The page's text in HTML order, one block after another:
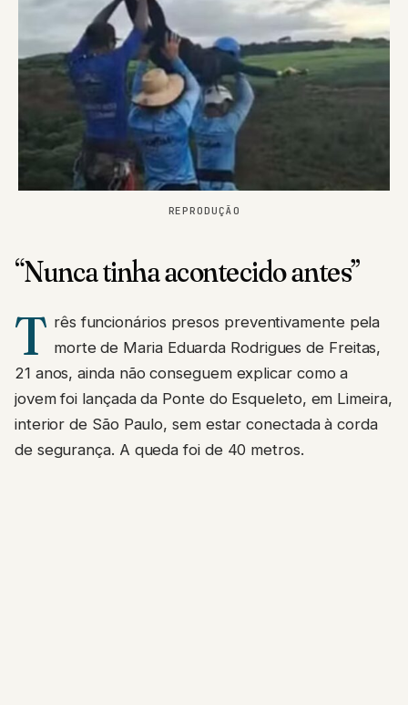
REPRODUÇÃO
“Nunca tinha acontecido antes”
T rês funcionários presos preventivamente pela
morte de Maria Eduarda Rodrigues de Freitas,
21 anos, ainda não conseguem explicar como a
jovem foi lançada da Ponte do Esqueleto, em Limeira,
interior de São Paulo, sem estar conectada à corda
de segurança. A queda foi de 40 metros.